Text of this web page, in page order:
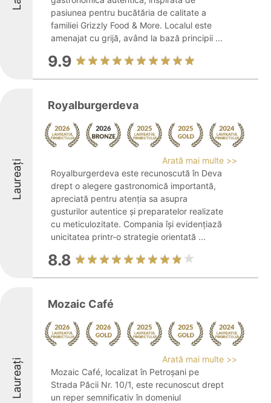
pasiunea pentru bucătăria de calitate a
familiei Grizzly Food & More. Localul este
amenajat cu grijă, având la bază principii ...
9.9
Laureați
Royalburgerdeva
Arată mai multe >>
Royalburgerdeva este recunoscută în Deva
drept o alegere gastronomică importantă,
apreciată pentru atenția sa asupra
gusturilor autentice și preparatelor realizate
cu meticulozitate. Compania își evidențiază
unicitatea printr-o strategie orientată ...
8.8
Laureați
Mozaic Café
Arată mai multe >>
Mozaic Café, localizat în Petroșani pe
Strada Păcii Nr. 10/1, este recunoscut drept
un reper semnificativ în domeniul